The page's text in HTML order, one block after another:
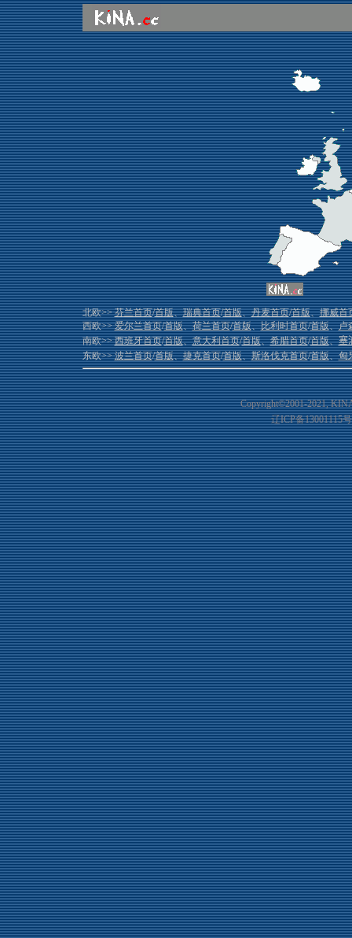
北欧>>芬兰首页/首版、瑞典首页/首版、丹麦首页/首版、挪威首
西欧>>爱尔兰首页/首版、荷兰首页/首版、比利时首页/首版、卢
南欧>>西班牙首页/首版、意大利首页/首版、希腊首页/首版、塞
东欧>>波兰首页/首版、捷克首页/首版、斯洛伐克首页/首版、匈
Copyright©2001-2021,
辽ICP备13001115